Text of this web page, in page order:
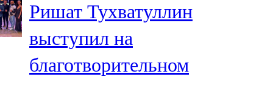
Олы Әтнә
71,42 FM
Сарман
Ришат Тухватуллин
выступил на
благотворительном